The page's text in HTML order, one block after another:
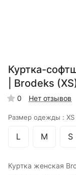
Куртка-
| Brodeks
0 Нет отзывов
Размер одежды : XS
L M S
Куртка женская